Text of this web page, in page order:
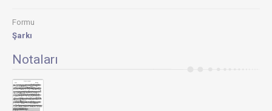
Formu
Şarkı
Notaları